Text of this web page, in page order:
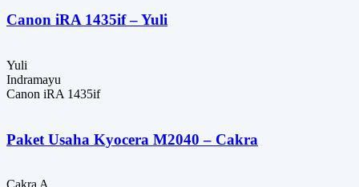
Canon iRA 1435if – Yuli
Yuli
Indramayu
Canon iRA 1435if
Paket Usaha Kyocera M2040 – Cakra